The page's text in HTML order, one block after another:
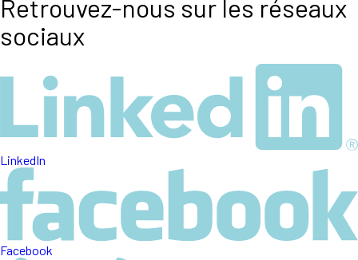
Retrouvez-nous sur les réseaux
sociaux
LinkedIn
Facebook